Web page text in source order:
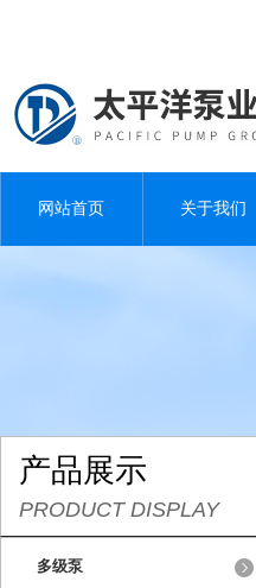
网站首页 关于我们
产品展示
PRODUCT DISPLAY
多级泵